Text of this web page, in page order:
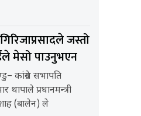
गिरिजाप्रसादले जस्तो
मेसो पाउनुभएन
कांग्रेस सभापति
थापाले प्रधानमन्त्री
(बालेन) ले